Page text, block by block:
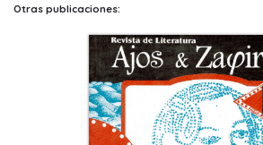
Otras publicaciones: